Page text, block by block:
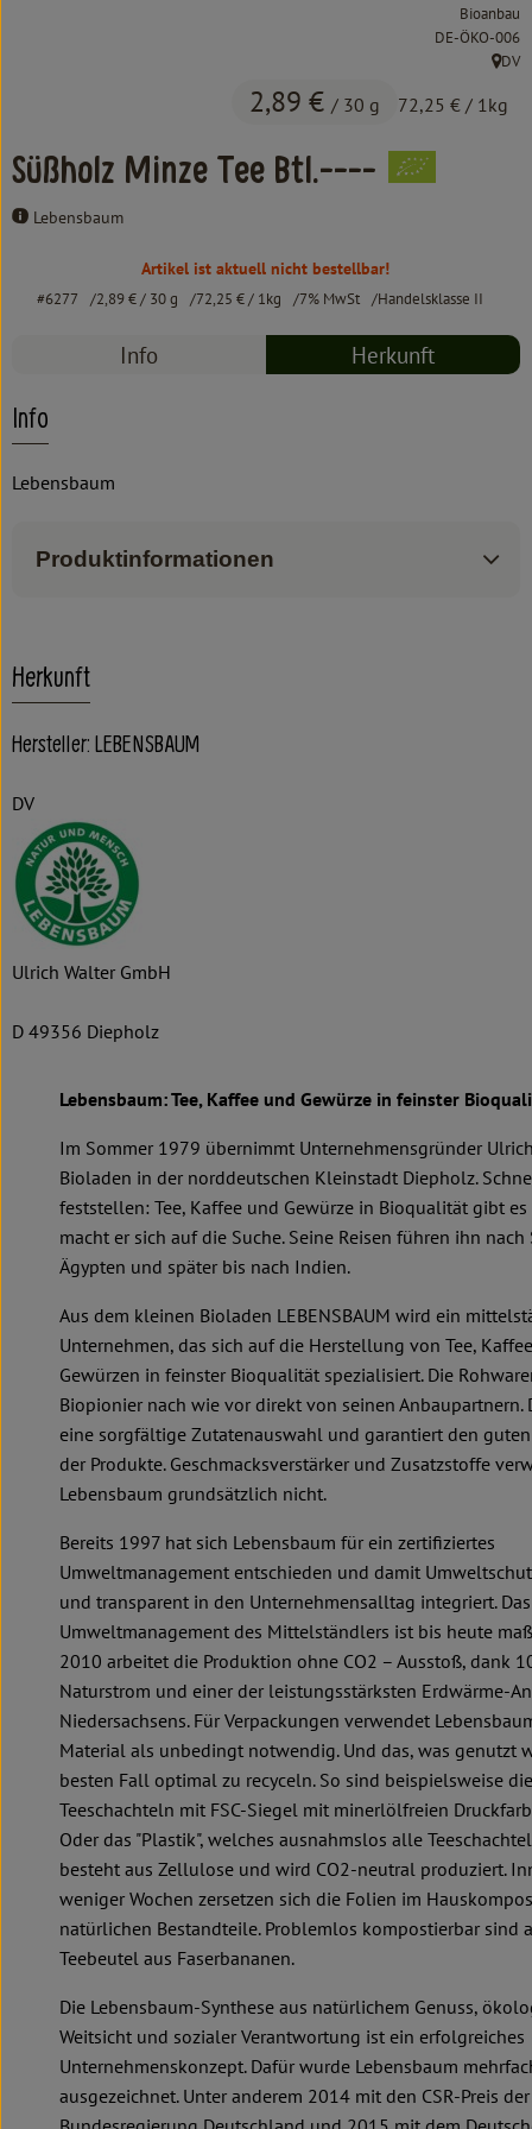
Haushalt
Über uns
Erleben
Süßholz Minze Tee Btl.----
Lebensbaum
2,89 € / 30 g 72,25 € / 1kg
Bioanbau
, Kontrollstelle:
DE-ÖKO-006
,DV
Artikel ist aktuell nicht bestellbar!
#6277 2,89 €/ 30 g 72,25 €/ 1kg 7% MwSt Handelsklasse II
Info Herkunft
Info
Lebensbaum
Produktinformationen
Herkunft
Hersteller: LEBENSBAUM
DV
Ulrich Walter GmbH
D 49356 Diepholz
Lebensbaum: Tee, Kaffee und Gewürze in feinster
Im Sommer 1979 übernimmt Unternehmensgründer
Bioladen in der norddeutschen Kleinstadt Diepholz.
feststellen: Tee, Kaffee und Gewürze in Bioqualität gibt es
macht er sich auf die Suche. Seine Reisen führen ihn
Ägypten und später bis nach Indien.
Aus dem kleinen Bioladen LEBENSBAUM wird ein
Unternehmen, das sich auf die Herstellung von Tee,
Gewürzen in feinster Bioqualität spezialisiert. Die
Biopionier nach wie vor direkt von seinen Anbaupartnern.
eine sorgfältige Zutatenauswahl und garantiert den guten
der Produkte. Geschmacksverstärker und Zusatzstoffe
Lebensbaum grundsätzlich nicht.
Bereits 1997 hat sich Lebensbaum für ein zertifiziertes
Umweltmanagement entschieden und damit
und transparent in den Unternehmensalltag integriert. Das
Umweltmanagement des Mittelständlers ist bis heute
2010 arbeitet die Produktion ohne CO2 – Ausstoß, dank
Naturstrom und einer der leistungsstärksten Erdwärme-
Niedersachsens. Für Verpackungen verwendet
Material als unbedingt notwendig. Und das, was genutzt
besten Fall optimal zu recyceln. So sind beispielsweise die
Teeschachteln mit FSC-Siegel mit minerlölfreien
Oder das "Plastik", welches ausnahmslos alle
besteht aus Zellulose und wird CO2-neutral produziert.
weniger Wochen zersetzen sich die Folien im
natürlichen Bestandteile. Problemlos kompostierbar sind
Teebeutel aus Faserbananen.
Die Lebensbaum-Synthese aus natürlichem Genuss,
Weitsicht und sozialer Verantwortung ist ein erfolgreiches
Unternehmenskonzept. Dafür wurde Lebensbaum
ausgezeichnet. Unter anderem 2014 mit den CSR-Preis der